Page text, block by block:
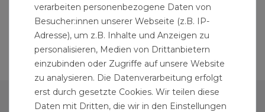
PERSÖNLICHER BEREICH
verarbeiten personenbezogene Daten von
Besucher:innen unserer Webseite (z.B. IP-
Adresse), um z.B. Inhalte und Anzeigen zu
personalisieren, Medien von Drittanbietern
einzubinden oder Zugriffe auf unsere Website
zu analysieren. Die Datenverarbeitung erfolgt
erst durch gesetzte Cookies. Wir teilen diese
Daten mit Dritten, die wir in den Einstellungen